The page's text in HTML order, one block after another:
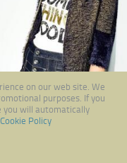
on our web site. We
purposes. If you
will automatically
Cookie Policy